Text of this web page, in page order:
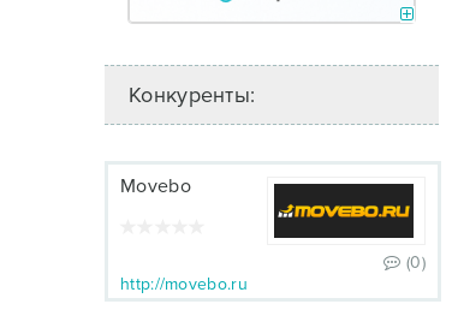
Конкуренты:
Movebo
(0)
http://movebo.ru